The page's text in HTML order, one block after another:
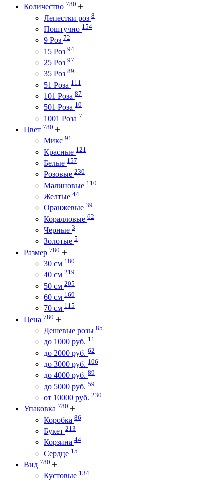
Количество 780
Лепестки роз 8
Поштучно 154
9 Роз 72
15 Роз 94
25 Роз 97
35 Роз 89
51 Роза 111
101 Роза 87
501 Роза 10
1001 Роза 7
Цвет 780
Микс 91
Красные 121
Белые 157
Розовые 230
Малиновые 110
Желтые 44
Оранжевые 39
Коралловые 62
Черные 3
Золотые 5
Размер 780
30 см 180
40 см 219
50 см 205
60 см 169
70 см 115
Цена 780
Дешевые розы 85
до 1000 руб. 11
до 2000 руб. 62
до 3000 руб. 106
до 4000 руб. 89
до 5000 руб. 59
от 10000 руб. 230
Упаковка 780
Коробка 86
Букет 213
Корзина 44
Сердце 15
Вид 780
Кустовые 134